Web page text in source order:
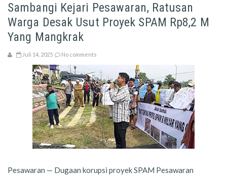
Sambangi Kejari Pesawaran, Ratusan
Warga Desak Usut Proyek SPAM Rp8,2 M
Yang Mangkrak
Juli 14, 2025 No comments
Pesawaran — Dugaan korupsi proyek SPAM Pesawaran